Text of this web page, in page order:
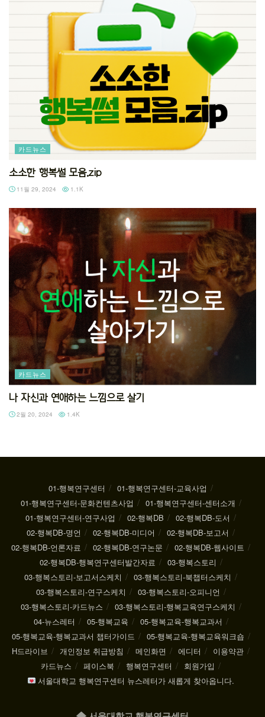
카드뉴스
소소한 행복썰 모음.zip
11월 29, 2024 1.1K
카드뉴스
나 자신과 연애하는 느낌으로 살기
2월 20, 2024 1.4K
01-행복연구센터
01-행복연구센터-교육사업
01-행복연구센터-문화컨텐츠사업
01-행복연구센터-센터소개
01-행복연구센터-연구사업
02-행복DB
02-행복DB-도서
02-행복DB-명언
02-행복DB-미디어
02-행복DB-보고서
02-행복DB-언론자료
02-행복DB-연구논문
02-행복DB-웹사이트
02-행복DB-행복연구센터발간자료
03-행복스토리
03-행복스토리-보고서스케치
03-행복스토리-북챕터스케치
03-행복스토리-연구스케치
03-행복스토리-오피니언
03-행복스토리-카드뉴스
03-행복스토리-행복교육연구스케치
04-뉴스레터
05-행복교육
05-행복교육-행복교과서
05-행복교육-행복교과서 챕터가이드
05-행복교육-행복교육워크숍
H드라이브
개인정보 취급방침 메인화면 에디터
이용약관
카드뉴스
페이스북 행복연구센터
회원가입
서울대학교 행복연구센터 뉴스레터가 새롭게 찾아옵니다.